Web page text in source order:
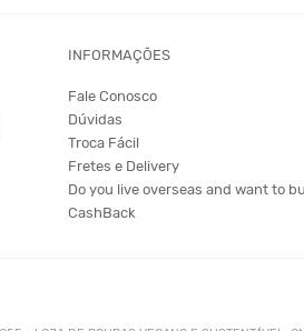
INFORMAÇÕES
Fale Conosco
Dúvidas
Troca Fácil
Fretes e Delivery
Do you live overseas and want to
CashBack